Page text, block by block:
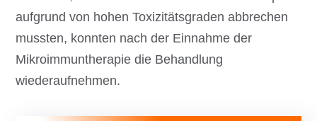
aufgrund von hohen Toxizitätsgraden abbrechen
mussten, konnten nach der Einnahme der
Mikroimmuntherapie die Behandlung
wiederaufnehmen.